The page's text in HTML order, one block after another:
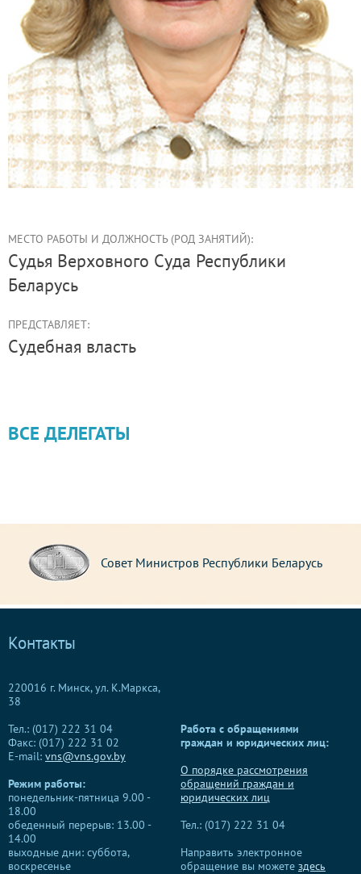
МЕСТО РАБОТЫ И ДОЛЖНОСТЬ (РОД ЗАНЯТИЙ):
судья Верховного Суда Республики
Беларусь
ПРЕДСТАВЛЯЕТ:
Судебная власть
ВСЕ ДЕЛЕГАТЫ
Совет Министров Республики Беларусь
Контакты
220016 г. Минск, ул. К.Маркса,
38
Тел.: (017) 222 31 04
Факс: (017) 222 31 02
E-mail: vns@vns.gov.by
Режим работы:
понедельник-пятница 9.00 -
18.00
обеденный перерыв: 13.00 -
14.00
выходные дни: суббота,
воскресенье
Работа с обращениями
граждан и юридических лиц:
О порядке рассмотрения
обращений граждан и
юридических лиц
Тел.: (017) 222 31 04
Направить электронное
обращение вы можете здесь